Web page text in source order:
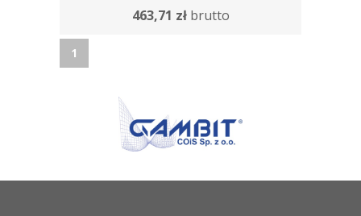
463,71 zł brutto
1